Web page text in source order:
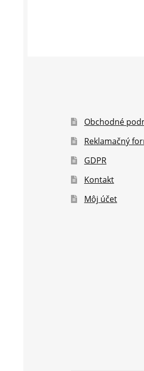
Obchodné
Reklamačný
GDPR
Kontakt
Môj účet